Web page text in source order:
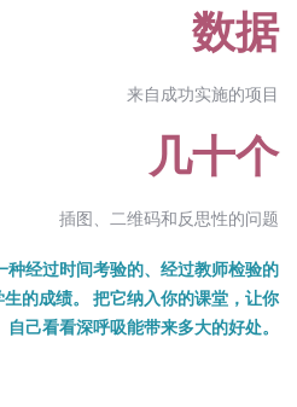
数据
来自成功实施的项目
几十个
插图、二维码和反思性的问题
经过时间考验的、经过教师检验的
的成绩。 把它纳入你的课堂，让你
自己看看深呼吸能带来多大的好处。